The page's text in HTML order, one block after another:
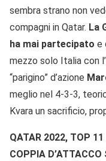
sembra strano non
compagni in Qatar. La
ha mai partecipato e
mezzo solo Italia con
“parigino” d’azione
meglio nel 4-3-3,
Kvara un sacrificio,
QATAR 2022, TOP
COPPIA D’ATTACCO